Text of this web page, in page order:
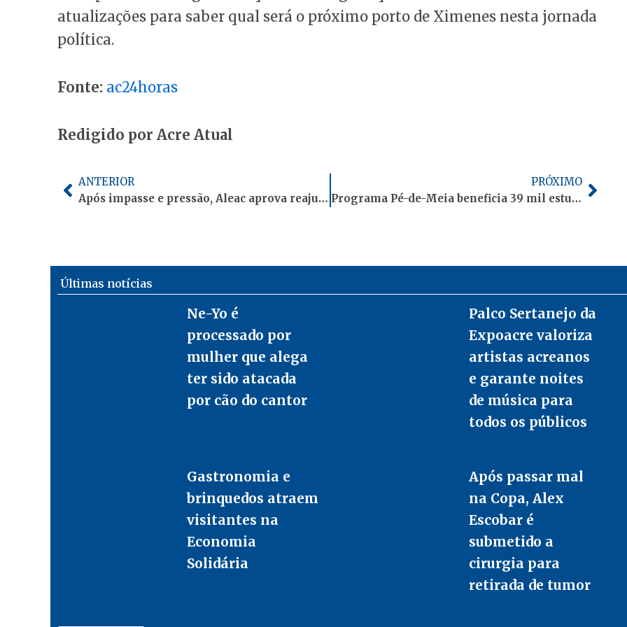
atualizações para saber qual será o próximo porto de Ximenes nesta jornada
política.
Fonte: ac24horas
Redigido por Acre Atual
Anterior
ANTERIOR
Após impasse e pressão, Aleac aprova reajuste de servidores por unanimidade em 2026
PRÓXIMO
Programa Pé-de-Meia beneficia 39 mil estudantes e alcança 65% da rede pública no Acre
Últimas notícias
Ne-Yo é
processado por
mulher que alega
ter sido atacada
por cão do cantor
Palco Sertanejo da
Expoacre valoriza
artistas acreanos
e garante noites
de música para
todos os públicos
Gastronomia e
brinquedos atraem
visitantes na
Economia
Solidária
Após passar mal
na Copa, Alex
Escobar é
submetido a
cirurgia para
retirada de tumor